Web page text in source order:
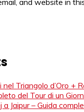
and website in
nel Triangolo d’Oro +
del Tour di un
a Jaipur – Guida